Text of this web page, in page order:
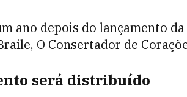
ano depois do lançamento
O Consertador de
será distribuído